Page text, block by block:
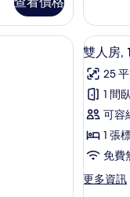
有
相
片
客
房
(Deluxe)
詳
情
| 高級寢具、迷你吧、客房內
顯
示
雙
人
房,
1
張
標
7
雙人房,
25
1 間
可容
1 張
免費
更多資訊
更